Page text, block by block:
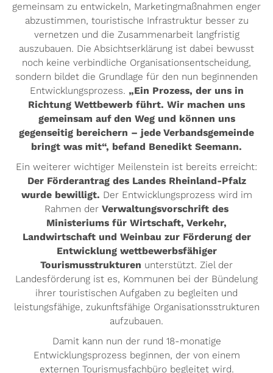
gemeinsam zu entwickeln, Marketingmaßnahmen enger
abzustimmen, touristische Infrastruktur besser zu
vernetzen und die Zusammenarbeit langfristig
auszubauen. Die Absichtserklärung ist dabei bewusst
noch keine verbindliche Organisationsentscheidung,
sondern bildet die Grundlage für den nun beginnenden
Entwicklungsprozess. „Ein Prozess, der uns in
Richtung Wettbewerb führt. Wir machen uns
gemeinsam auf den Weg und können uns
gegenseitig bereichern – jede Verbandsgemeinde
bringt was mit“, befand Benedikt Seemann.
Ein weiterer wichtiger Meilenstein ist bereits erreicht:
Der Förderantrag des Landes Rheinland-Pfalz
wurde bewilligt. Der Entwicklungsprozess wird im
Rahmen der Verwaltungsvorschrift des
Ministeriums für Wirtschaft, Verkehr,
Landwirtschaft und Weinbau zur Förderung der
Entwicklung wettbewerbsfähiger
Tourismusstrukturen unterstützt. Ziel der
Landesförderung ist es, Kommunen bei der Bündelung
ihrer touristischen Aufgaben zu begleiten und
leistungsfähige, zukunftsfähige Organisationsstrukturen
aufzubauen.
Damit kann nun der rund 18-monatige
Entwicklungsprozess beginnen, der von einem
externen Tourismusfachbüro begleitet wird.